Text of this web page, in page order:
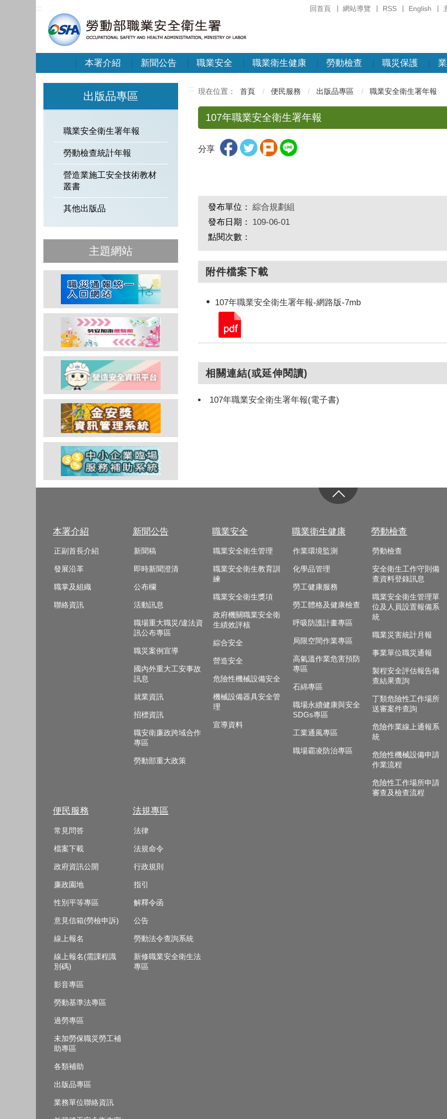
回首頁 網站導覽 RSS English
:::
本署介紹 新聞公告 職業安全 職業衛生健康 勞動檢查 職災保護
出版品專區
職業安全衛生署年報
勞動檢查統計年報
營造業施工安全技術教材
叢書
其他出版品
主題網站
::: 首頁 便民服務 出版品專區 職業安全衛生署年報
107年職業安全衛生署年報
分享
發布單位： 綜合規劃組
發布日期：
109-06-01
點閱次數：
附件檔案下載
107年職業安全衛生署年報-網路版-7mb
相關連結(或延伸閱讀)
107年職業安全衛生署年報(電子書)
本署介紹
正副首長介紹
發展沿革
職掌及組織
聯絡資訊
新聞公告
新聞稿
即時新聞澄清
公布欄
活動訊息
職場重大職災/違法資
訊公布專區
職災案例宣導
國內外重大工安事故
訊息
就業資訊
招標資訊
職安衛廉政跨域合作
專區
勞動部重大政策
職業安全
職業安全衛生管理
職業安全衛生教育訓
練
職業安全衛生獎項
政府機關職業安全衛
生績效評核
綜合安全
營造安全
危險性機械設備安全
機械設備器具安全管
理
宣導資料
職業衛生健康
作業環境監測
化學品管理
勞工健康服務
勞工體格及健康檢查
呼吸防護計畫專區
局限空間作業專區
高氣溫作業危害預防
專區
石綿專區
職場永續健康與安全
SDGs專區
工業通風專區
職場霸凌防治專區
勞動檢查
勞動檢查
安全衛生工作守則備
查資料登錄訊息
職業安全衛生管理單
位及人員設置報備系
統
職業災害統計月報
事業單位職災通報
製程安全評估報告備
查結果查詢
丁類危險性工作場所
送審案件查詢
危險作業線上通報系
統
危險性機械設備申請
作業流程
危險性工作場所申請
審查及檢查流程
便民服務
常見問答
檔案下載
政府資訊公開
廉政園地
性別平等專區
意見信箱(勞檢申訴)
線上報名
線上報名(需課程識
別碼)
影音專區
勞動基準法專區
過勞專區
未加勞保職災勞工補
助專區
各類補助
出版品專區
業務單位聯絡資訊
法規專區
法律
法規命令
行政規則
指引
解釋令函
公告
勞動法令查詢系統
新修職業安全衛生法
專區